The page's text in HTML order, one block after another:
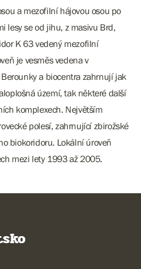
a mezofilní hájovou osou po
lesy se od jihu, z masivu Brd,
K 63 vedený mezofilní
je vesměs vedena v
a biocentra zahrnují jak
území, tak některé další
komplexech. Největším
polesí, zahrnující zbirožské
biokoridoru. Lokální úroveň
mezi lety 1993 až 2005.